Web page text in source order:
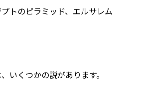
トのピラミッド、エルサレム
いくつかの説があります。